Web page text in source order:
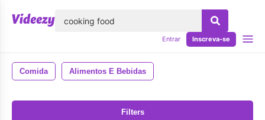
Entrar Inscreva-se
Comida Alimentos E Bebidas
Filters